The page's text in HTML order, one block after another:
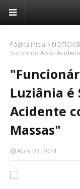
Página inicial
Socorrido Após
Luziânia é
Acidente
Massas"
Abril 03, 2024